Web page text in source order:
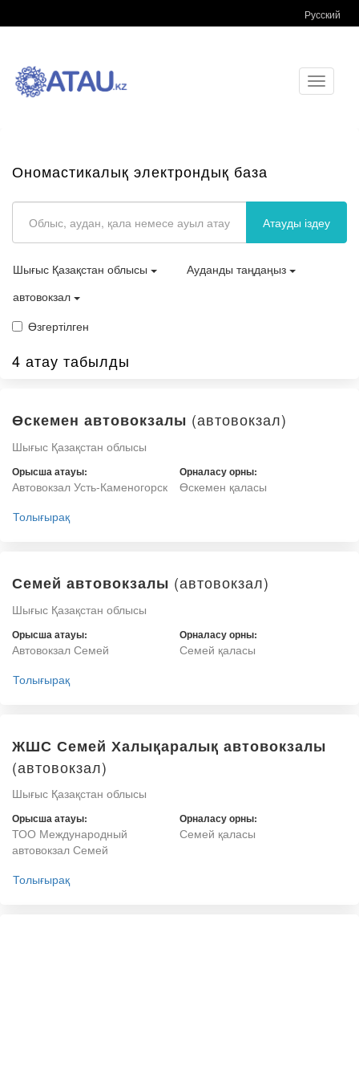
Русский
Toggle
Ономастикалық электрондық база
Атауды іздеу
Шығыс Қазақстан облысы
Ауданды таңдаңыз
автовокзал
Өзгертілген
4 атау табылды
Өскемен автовокзалы (автовокзал)
Шығыс Қазақстан облысы
Орысша атауы:
Автовокзал Усть-Каменогорск
Орналасу орны:
Өскемен қаласы
Толығырақ
Семей автовокзалы (автовокзал)
Шығыс Қазақстан облысы
Орысша атауы:
Автовокзал Семей
Орналасу орны:
Семей қаласы
Толығырақ
ЖШС Семей Халықаралық автовокзалы
(автовокзал)
Шығыс Қазақстан облысы
Орысша атауы:
ТОО Международный
автовокзал Семей
Орналасу орны:
Семей қаласы
Толығырақ